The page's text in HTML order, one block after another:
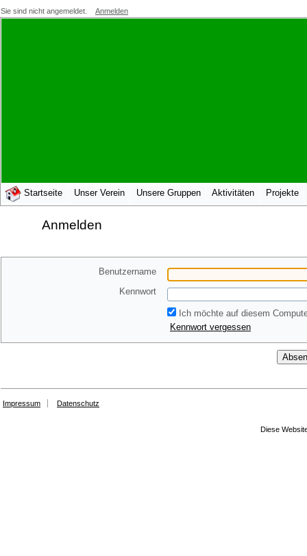
Sie sind nicht angemeldet. Anmelden
Startseite Unser Verein Unsere Gruppen Aktivitäten Projekte
Anmelden
Benutzername
Kennwort
Ich möchte auf diesem
Kennwort vergessen
Impressum Datenschutz
Diese